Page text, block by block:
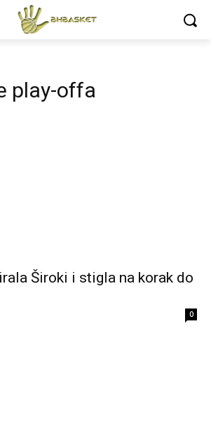
play-offa
Široki i stigla na korak do
0